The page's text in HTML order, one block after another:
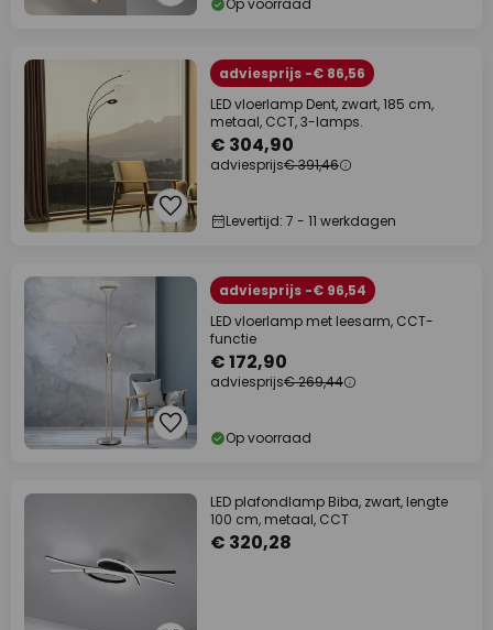
Op voorraad
adviesprijs -€ 86,56
LED vloerlamp Dent, zwart, 185 cm,
metaal, CCT, 3-lamps.
€ 304,90
adviesprijs€ 391,46
Levertijd: 7 - 11 werkdagen
adviesprijs -€ 96,54
LED vloerlamp met leesarm, CCT-
functie
€ 172,90
adviesprijs€ 269,44
Op voorraad
LED plafondlamp Biba, zwart, lengte
100 cm, metaal, CCT
€ 320,28